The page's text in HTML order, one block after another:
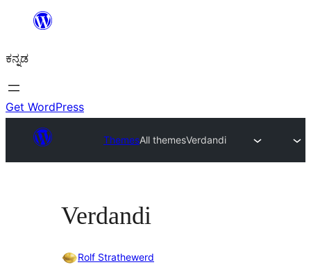
ವಿಷಯಕ್ಕೆ
ಕನ್ನಡ
Get WordPress
ThemesAll themesVerdandi
Verdandi
Rolf Strathewerd